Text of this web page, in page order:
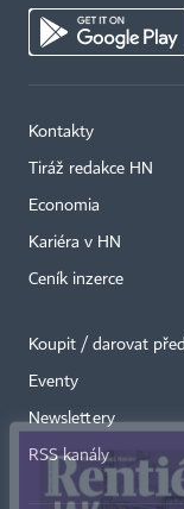
Kontakty
Tiráž redakce HN
Economia
Kariéra v HN
Ceník inzerce
Koupit / darovat
Eventy
Newslettery
RSS kanály